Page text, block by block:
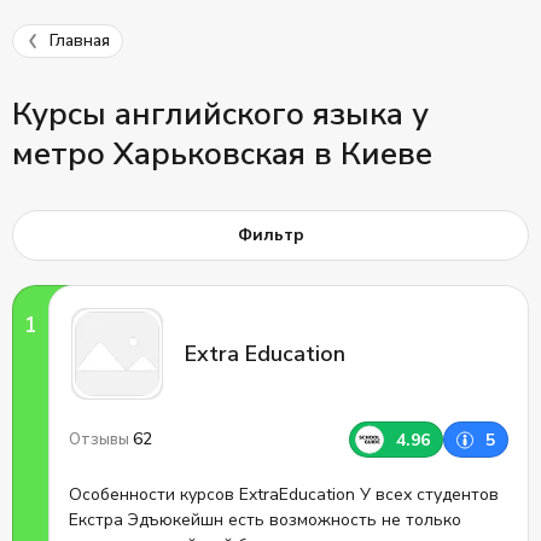
Главная
Курсы английского языка у
метро Харьковская в Киеве
Фильтр
Extra Education
4.96 5
Отзывы 62
Особенности курсов ExtraEducation У всех студентов
Екстра Эдъюкейшн есть возможность не только